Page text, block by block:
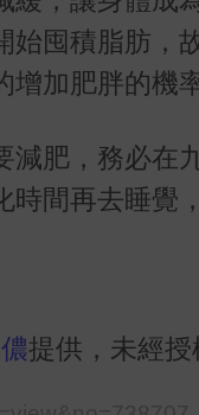
始囤積脂肪，
加肥胖的機率
減肥，務必在
時間再去睡覺
提供，未經